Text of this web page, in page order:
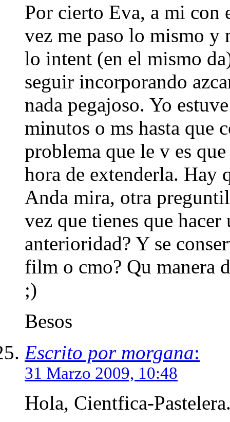
Por cierto Eva, a mi con
vez me paso lo mismo y
lo intent (en el mismo
seguir incorporando
nada pegajoso. Yo
minutos o ms hasta que
problema que le v es
hora de extenderla. Hay
Anda mira, otra
vez que tienes que
anterioridad? Y se
film o cmo? Qu manera
;)
Besos
Escrito por morgana:
31 Marzo 2009, 10:48
Hola, Cientfica-